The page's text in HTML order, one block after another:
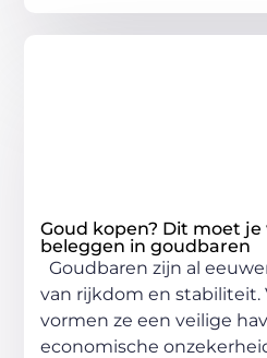
Goud kopen? Dit moet
beleggen in goudbaren
Goudbaren zijn al
van rijkdom en stabiliteit.
vormen ze een veilige
economische